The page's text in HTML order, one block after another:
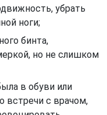
убрать
ноги;
бинта,
но не слишком
в обуви или
встречи с врачом,